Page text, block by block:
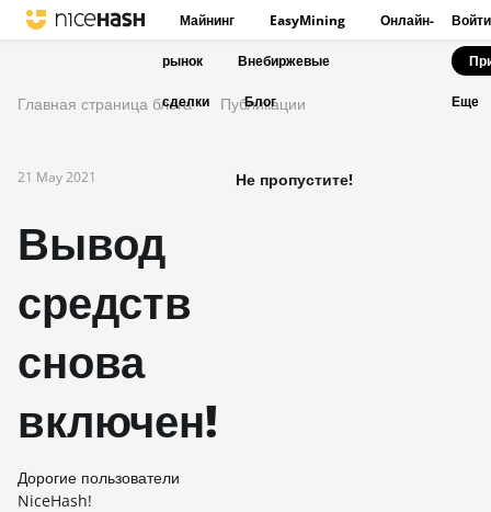
Майнинг EasyMining Онлайн-
рынок Внебиржевые
сделки Блог
Войти
Еще
Главная страница блога Публикации
21 May 2021
Вывод
средств
снова
включен!
Дорогие пользователи
NiceHash!
Не пропустите!